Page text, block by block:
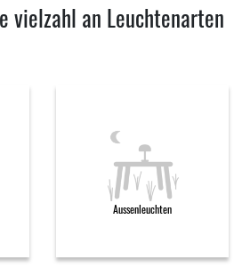
vielzahl an Leuchtenarten
Aussenleuchten